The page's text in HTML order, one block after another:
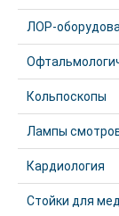
ЛОР-
Кольпоскопы
Лампы
Кардиология
Стойки для